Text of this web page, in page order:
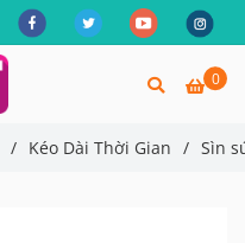
0
/ Kéo Dài Thời Gian / Sìn